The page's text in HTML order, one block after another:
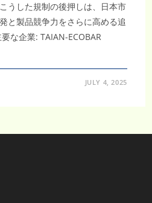
うした規制の後押しは、日本市
と製品競争力をさらに高める追
な企業: TAIAN-ECOBAR
JULY 4, 2025